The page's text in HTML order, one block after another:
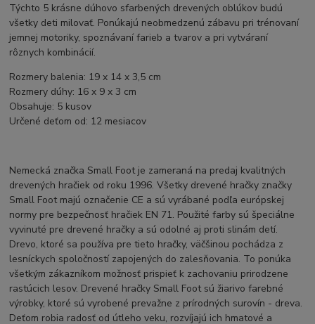
Týchto 5 krásne dúhovo sfarbených drevených oblúkov budú
všetky deti milovať. Ponúkajú neobmedzenú zábavu pri trénovaní
jemnej motoriky, spoznávaní farieb a tvarov a pri vytváraní
rôznych kombinácií.
Rozmery balenia: 19 x 14 x 3,5 cm
Rozmery dúhy: 16 x 9 x 3 cm
Obsahuje: 5 kusov
Určené deťom od: 12 mesiacov
Nemecká značka Small Foot je zameraná na predaj kvalitných
drevených hračiek od roku 1996. Všetky drevené hračky značky
Small Foot majú označenie CE a sú vyrábané podľa európskej
normy pre bezpečnosť hračiek EN 71. Použité farby sú špeciálne
vyvinuté pre drevené hračky a sú odolné aj proti slinám detí.
Drevo, ktoré sa používa pre tieto hračky, väčšinou pochádza z
lesníckych spoločností zapojených do zalesňovania. To ponúka
všetkým zákazníkom možnosť prispieť k zachovaniu prirodzene
rastúcich lesov. Drevené hračky Small Foot sú žiarivo farebné
výrobky, ktoré sú vyrobené prevažne z prírodných surovín - dreva.
Deťom robia radosť od útleho veku, rozvíjajú ich hmatové a